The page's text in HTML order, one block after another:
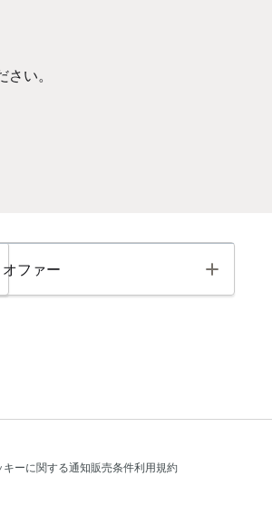
い。
Toggle
オファー Toggle
キーに関する通知販売条件利用規約